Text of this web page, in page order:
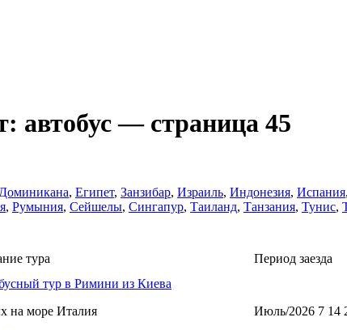
автобус — страница 45
Доминиканa, Египет, Занзибар, Израиль, Индонезия, Испания,
, Румыния, Сейшелы, Сингапур, Таиланд, Танзания, Тунис,
тура Период заезда
тур в Римини из Киева
на море Италия
Июль/2026 7 14